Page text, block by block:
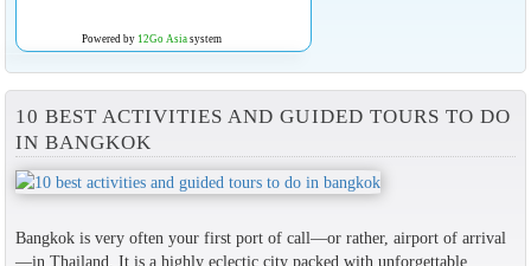
Powered by 12Go Asiasystem
10 BEST ACTIVITIES AND GUIDED TOURS TO DO
IN BANGKOK
Bangkok is very often your first port of call—or rather, airport of arrival
—in Thailand. It is a highly eclectic city packed with unforgettable